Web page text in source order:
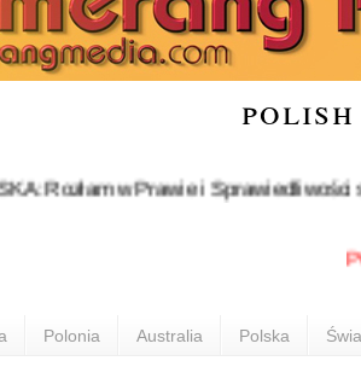
w Prawie i Sprawiedliwości stał
Polonia Australia Polska